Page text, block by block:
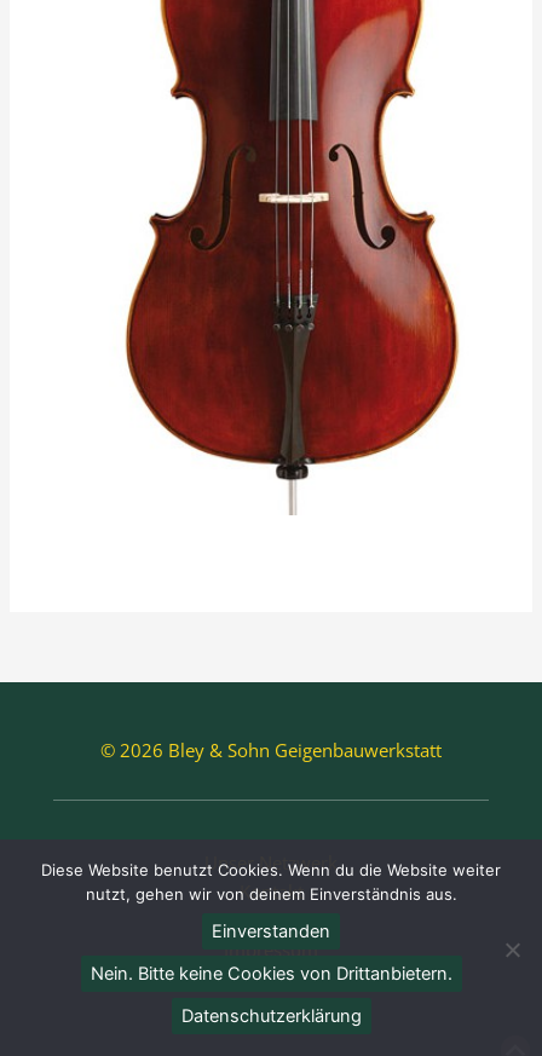
© 2026 Bley & Sohn Geigenbauwerkstatt
Unser Netzwerk
Kontakt
Datenschutz
Impressum
AGB’s
Diese Website benutzt Cookies. Wenn du die Website weiter
nutzt, gehen wir von deinem Einverständnis aus.
Einverstanden
Nein. Bitte keine Cookies von Drittanbietern.
Datenschutzerklärung